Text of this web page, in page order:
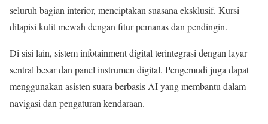
seluruh bagian interior, menciptakan suasana eksklusif. Kursi
dilapisi kulit mewah dengan fitur pemanas dan pendingin.
Di sisi lain, sistem infotainment digital terintegrasi dengan layar
sentral besar dan panel instrumen digital. Pengemudi juga dapat
menggunakan asisten suara berbasis AI yang membantu dalam
navigasi dan pengaturan kendaraan.